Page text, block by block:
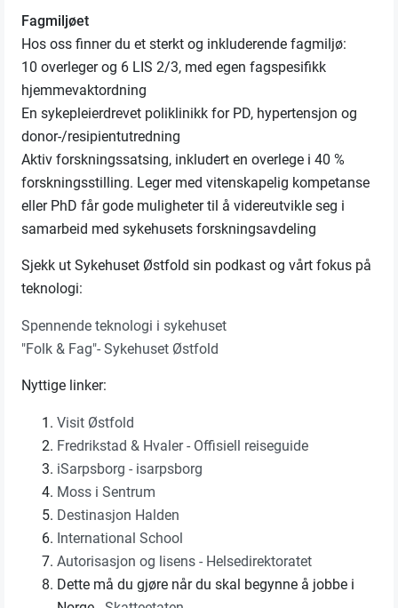
Fagmiljøet
Hos oss finner du et sterkt og inkluderende fagmiljø:
10 overleger og 6 LIS 2/3, med egen fagspesifikk
hjemmevaktordning
En sykepleierdrevet poliklinikk for PD, hypertensjon og
donor-/resipientutredning
Aktiv forskningssatsing, inkludert en overlege i 40 %
forskningsstilling. Leger med vitenskapelig kompetanse
eller PhD får gode muligheter til å videreutvikle seg i
samarbeid med sykehusets forskningsavdeling
Sjekk ut Sykehuset Østfold sin podkast og vårt fokus på
teknologi:
Spennende teknologi i sykehuset
"Folk & Fag"- Sykehuset Østfold
Nyttige linker:
Visit Østfold
Fredrikstad & Hvaler - Offisiell reiseguide
iSarpsborg - isarpsborg
Moss i Sentrum
Destinasjon Halden
International School
Autorisasjon og lisens - Helsedirektoratet
Dette må du gjøre når du skal begynne å jobbe i